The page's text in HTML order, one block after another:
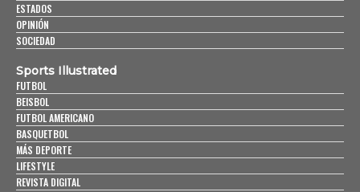
ESTADOS
OPINIÓN
SOCIEDAD
Sports Illustrated
FUTBOL
BEISBOL
FUTBOL AMERICANO
BASQUETBOL
MÁS DEPORTE
LIFESTYLE
REVISTA DIGITAL